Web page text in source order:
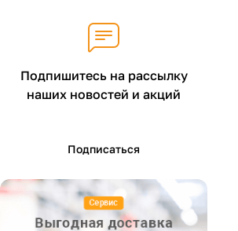
Подпишитесь на рассылку
наших новостей и акций
Подписаться